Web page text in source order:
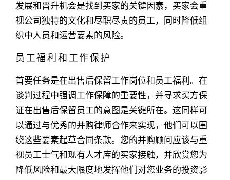
发展和晋升机会是找到买家的关键因素，买家会重
视公司独特的文化和尽职尽责的员工，同时降低组
织中人员和运营要素的风险。
员工福利和工作保护
首要任务是在出售后保留工作岗位和员工福利。在
谈判过程中强调工作保障的重要性，并寻求买方保
证在出售后保留员工的意图是关键所在。这同样可
以通过与优秀的并购律师合作来实现，他们可以围
绕这些要素起草合同条款。您的并购顾问应该与重
视员工士气和现有人才库的买家接触，并欣赏您为
降低风险和最大限度地发挥他们对您业务的投资影